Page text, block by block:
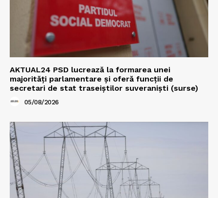
AKTUAL24 PSD lucrează la formarea unei
majorităţi parlamentare și oferă funcții de
secretari de stat traseiștilor suveraniști (surse)
05/08/2026